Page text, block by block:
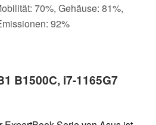
70%, Gehäuse: 81%,
92%
B1500C, i7-1165G7